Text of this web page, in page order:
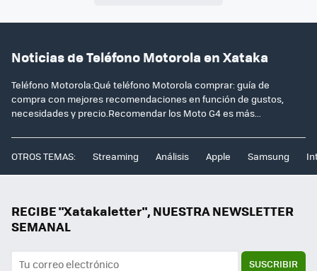
Noticias de Teléfono Motorola en Xataka
Teléfono Motorola:Qué teléfono Motorola comprar: guía de
compra con mejores recomendaciones en función de gustos,
necesidades y precio.Recomendar los Moto G4 es más...
OTROS TEMAS: Streaming Análisis Apple Samsung
RECIBE "Xatakaletter", NUESTRA NEWSLETTER
SEMANAL
SUSCRIBIR